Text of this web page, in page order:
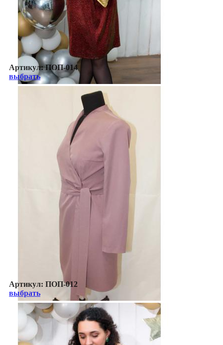
Артикул:ПОП-014
выбрать
Артикул: ПОП-012
выбрать